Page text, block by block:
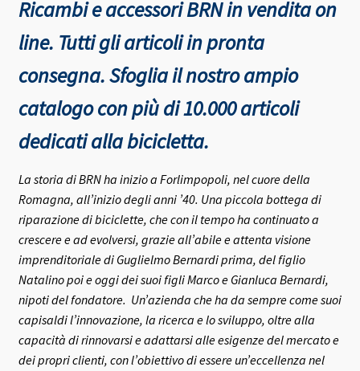
Ricambi e accessori BRN in vendita on
line. Tutti gli articoli in pronta
consegna.Sfoglia il nostro ampio
catalogo con più di 10.000 articoli
dedicati alla bicicletta.
La storia di BRN ha inizio a Forlimpopoli, nel cuore della
Romagna, all’inizio degli anni ’40. Una piccola bottega di
riparazione di biciclette, che con il tempo ha continuato a
crescere e ad evolversi, grazie all’abile e attenta visione
imprenditoriale di Guglielmo Bernardi prima, del figlio
Natalino poi e oggi dei suoi figli Marco e Gianluca Bernardi,
nipoti del fondatore. Un’azienda che ha da sempre come suoi
capisaldi l’innovazione, la ricerca e lo sviluppo, oltre alla
capacità di rinnovarsi e adattarsi alle esigenze del mercato e
dei propri clienti, con l’obiettivo di essere un’eccellenza nel